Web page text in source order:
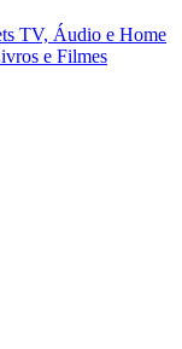
TV, Áudio e Home
e Filmes